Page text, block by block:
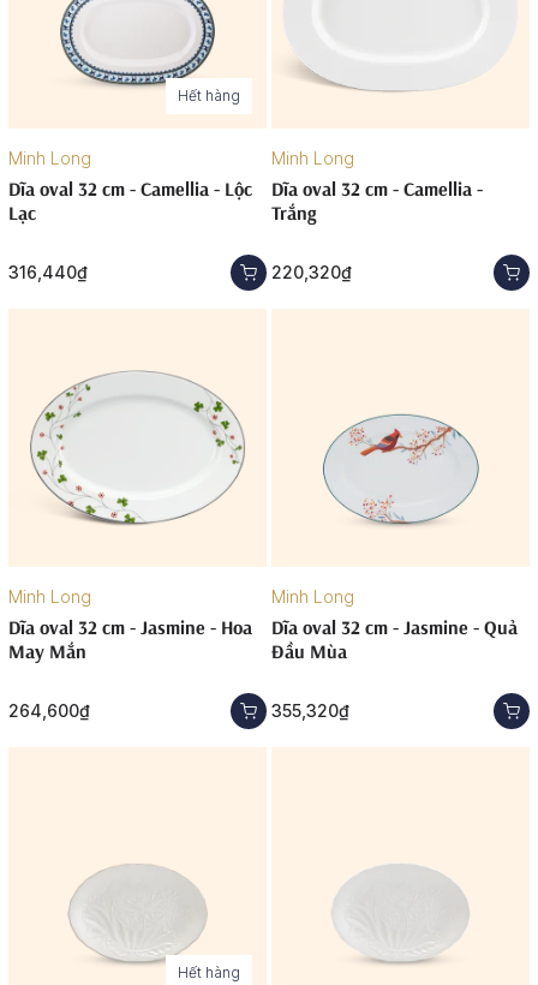
Hết hàng
Minh Long
Dĩa oval 32 cm - Camellia - Lộc
Lạc
316,440₫
Minh Long
Dĩa oval 32 cm - Camellia -
Trắng
220,320₫
Minh Long
Dĩa oval 32 cm - Jasmine - Hoa
May Mắn
264,600₫
Minh Long
Dĩa oval 32 cm - Jasmine - Quả
Đầu Mùa
355,320₫
Hết hàng